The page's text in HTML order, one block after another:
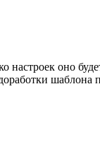
оно
шаблона